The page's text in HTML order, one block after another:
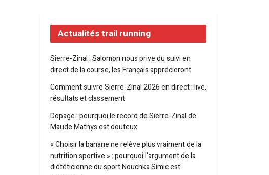
Actualités trail running
Sierre-Zinal : Salomon nous prive du suivi en
direct de la course, les Français apprécieront
Comment suivre Sierre-Zinal 2026 en direct : live,
résultats et classement
Dopage : pourquoi le record de Sierre-Zinal de
Maude Mathys est douteux
« Choisir la banane ne relève plus vraiment de la
nutrition sportive » : pourquoi l’argument de la
diététicienne du sport Nouchka Simic est